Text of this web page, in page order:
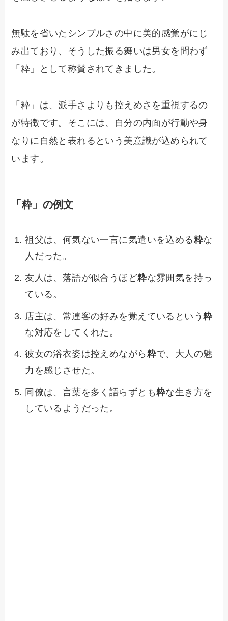
無駄を省いたシンプルさの中に美的感覚がにじ
み出ており、そうした振る舞いは男女を問わず
「粋」として称賛されてきました。
「粋」は、派手さよりも控えめさを重視するの
が特徴です。そこには、自分の内面が行動や身
なりに自然と表れるという美意識が込められて
います。
「粋」の例文
祖父は、何気ない一言に気遣いを込める粋な
人だった。
友人は、落語が似合うほど粋な雰囲気を持っ
ている。
店主は、常連客の好みを覚えているという 粋
な対応をしてくれた。
彼女の浴衣姿は控えめながら 粋で、大人の魅
力を感じさせた。
同僚は、言葉を多く語らずとも粋な生き方を
しているようだった。